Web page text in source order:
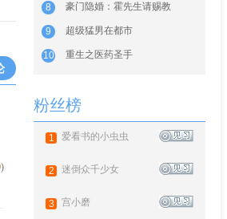
)
8 豪门隐婚：霍先生请赐教
9 超级猛男在都市
10 重生之医药圣手
粉丝榜
1 爱看书的小虫虫
2 迷倒众千少女
3 宫小磨